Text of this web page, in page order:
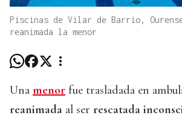
Piscinas de Vilar de Barrio,
reanimada la menor
Una menor fue trasladada en
reanimada al ser rescatada